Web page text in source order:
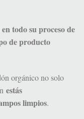
en todo su proceso de
de producto
orgánico no solo
estás
limpios.